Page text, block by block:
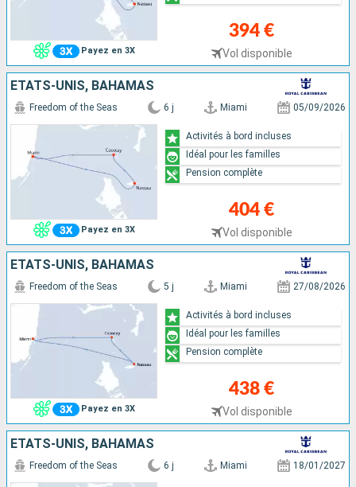
Payez en 3X
394 €
Vol disponible
ÉTATS-UNIS, BAHAMAS
Payez en 3X
Freedom of the Seas 6 j Miami 05/09/2026
404 €
Vol disponible
Activités à bord incluses
Idéal pour les familles
Pension complète
ÉTATS-UNIS, BAHAMAS
Payez en 3X
Freedom of the Seas 5 j Miami 27/08/2026
438 €
Vol disponible
Activités à bord incluses
Idéal pour les familles
Pension complète
ÉTATS-UNIS, BAHAMAS
Freedom of the Seas 6 j Miami 18/01/2027